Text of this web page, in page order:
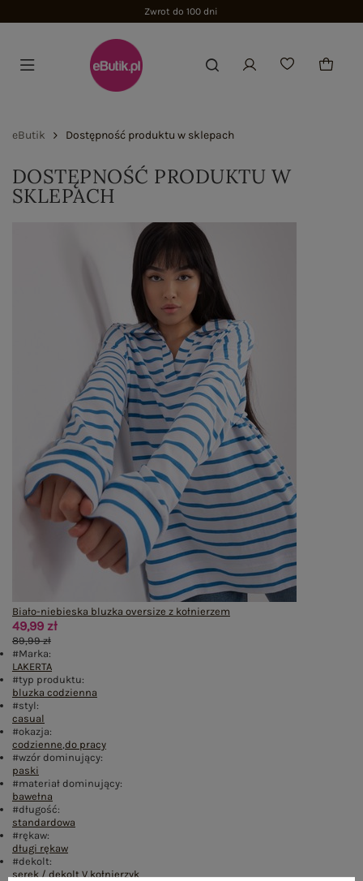
Zwrot do 100 dni
eButik Dostępność produktu w sklepach
DOSTĘPNOŚĆ PRODUKTU W
SKLEPACH
Biało-niebieska bluzka oversize z kołnierzem
49,99 zł
89,99 zł
#Marka:
LAKERTA
#typ produktu:
bluzka codzienna
#styl:
casual
#okazja:
codzienne,do pracy
#wzór dominujący:
paski
#materiał dominujący:
bawełna
#długość:
standardowa
#rękaw:
długi rękaw
#dekolt:
serek / dekolt V,kołnierzyk